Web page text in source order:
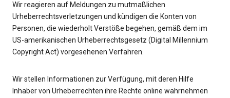
Wir reagieren auf Meldungen zu mutmaßlichen
Urheberrechtsverletzungen und kündigen die Konten von
Personen, die wiederholt Verstöße begehen, gemäß dem im
US-amerikanischen Urheberrechtsgesetz (Digital Millennium
Copyright Act) vorgesehenen Verfahren.
Wir stellen Informationen zur Verfügung, mit deren Hilfe
Inhaber von Urheberrechten ihre Rechte online wahrnehmen